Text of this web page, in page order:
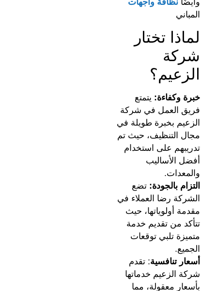
وايضًا نظافة واجهات
المباني
لماذا تختار
شركة
الزعيم؟
خبرة وكفاءة: يتمتع
فريق العمل في شركة
الزعيم بخبرة طويلة في
مجال التنظيف، حيث تم
تدريبهم على استخدام
أفضل الأساليب
والمعدات.
التزام بالجودة: تضع
الشركة رضا العملاء في
مقدمة أولوياتها، حيث
تتأكد من تقديم خدمة
متميزة تلبي توقعات
الجميع.
أسعار تنافسية: تقدم
شركة الزعيم خدماتها
بأسعار معقولة، مما